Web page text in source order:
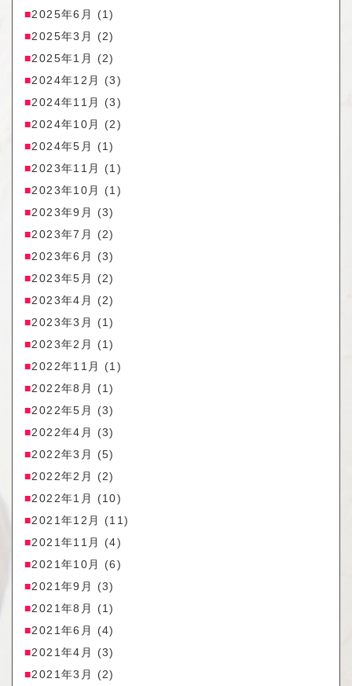
2025年6月
(1)
2025年3月
(2)
2025年1月
(2)
2024年12月
(3)
2024年11月
(3)
2024年10月
(2)
2024年5月
(1)
2023年11月
(1)
2023年10月
(1)
2023年9月
(3)
2023年7月
(2)
2023年6月
(3)
2023年5月
(2)
2023年4月
(2)
2023年3月
(1)
2023年2月
(1)
2022年11月
(1)
2022年8月
(1)
2022年5月
(3)
2022年4月
(3)
2022年3月
(5)
2022年2月
(2)
2022年1月
(10)
2021年12月
(11)
2021年11月
(4)
2021年10月
(6)
2021年9月
(3)
2021年8月
(1)
2021年6月
(4)
2021年4月
(3)
2021年3月
(2)